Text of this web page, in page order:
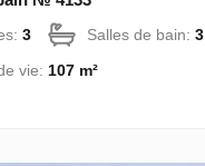
3 Salles de bain:3
vie: 107 m²